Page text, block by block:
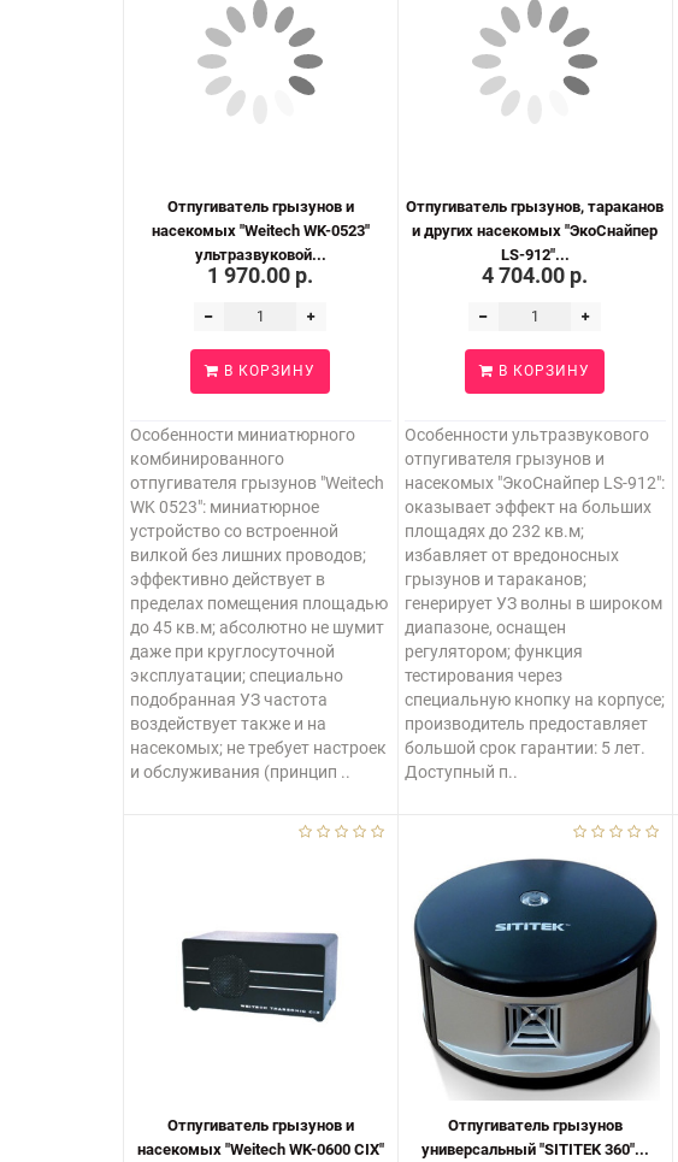
Отпугиватель грызунов и
насекомых "Weitech WK-0523"
ультразвуковой...
1 970.00 р.
В КОРЗИНУ
Особенности миниатюрного
комбинированного
отпугивателя грызунов "Weitech
WK 0523": миниатюрное
устройство со встроенной
вилкой без лишних проводов;
эффективно действует в
пределах помещения площадью
до 45 кв.м; абсолютно не шумит
даже при круглосуточной
эксплуатации; специально
подобранная УЗ частота
воздействует также и на
насекомых; не требует настроек
и обслуживания (принцип ..
Отпугиватель грызунов, тараканов
и других насекомых "ЭкоСнайпер
LS-912"...
4 704.00 р.
В КОРЗИНУ
Особенности ультразвукового
отпугивателя грызунов и
насекомых "ЭкоСнайпер LS-912":
оказывает эффект на больших
площадях до 232 кв.м;
избавляет от вредоносных
грызунов и тараканов;
генерирует УЗ волны в широком
диапазоне, оснащен
регулятором; функция
тестирования через
специальную кнопку на корпусе;
производитель предоставляет
большой срок гарантии: 5 лет.
Доступный п..
Отпугиватель грызунов и
насекомых "Weitech WK-0600 CIX"
Отпугиватель грызунов
универсальный "SITITEK 360"...